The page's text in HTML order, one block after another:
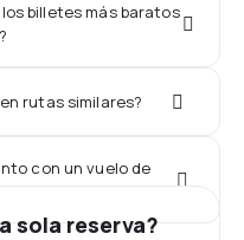
billetes más baratos
rutas similares?
con un vuelo de
sola reserva?